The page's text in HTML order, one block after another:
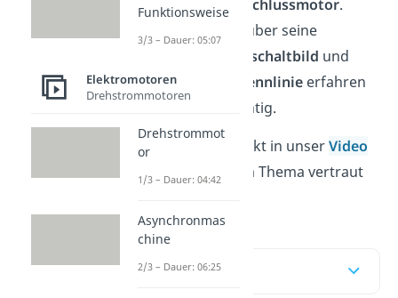
Überblick zuDoppelschlussmotor.
Wenn du also etwas über seine
Ersatzschaltbild und
seineDrehmomentkennlinie erfahren
willst, bist du hier richtig.
Schau am besten direkt in unserVideo
rein, um dich mit dem Thema vertraut
Inhaltsübersicht
Funktionsweise
3/3 – Dauer: 05:07
Elektromotoren
Drehstrommotoren
Drehstrommot
or
1/3 – Dauer: 04:42
Asynchronmas
chine
2/3 – Dauer: 06:25